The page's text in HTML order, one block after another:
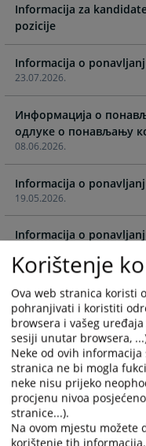
forward
to
interact
with
the
calendar
and
select
a
date.
Press
the
question
mark
to
get
the
keyboard
shortcuts
for
changing
dates.
Informacija za
pozicije
23.07.2026.
Informacija o
08.06.2026.
Информација о
одлуке о понављању
19.05.2026.
Informacija o
Informacija o
02.04.2026.
Informacija o
13.03.2026.
Informacija o
Kantonalnog suda u
Okružnog suda u Banja
17.02.2026.
Informacija o
Korištenje
Ova web stranica koristi
pohranjivati i koristiti
browsera i vašeg
sesiji unutar browsera,
Neke od ovih
stranica ne bi mogla
neke nisu prijeko
procjenu nivoa
stranice...).
Na ovom mjestu
korištenje tih informacija.